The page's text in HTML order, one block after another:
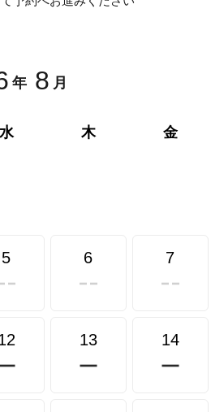
年 8 月
水 木 金
5 6 7
13 14